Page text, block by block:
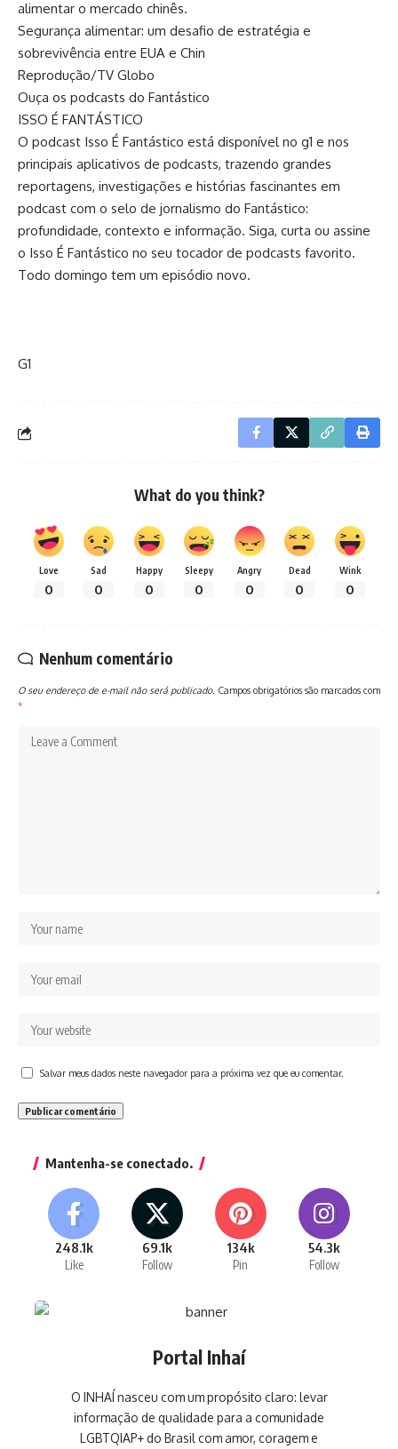
alimentar o mercado chinês.
Segurança alimentar: um desafio de estratégia e
sobrevivência entre EUA e Chin
Reprodução/TV Globo
Ouça os podcasts do Fantástico
ISSO É FANTÁSTICO
O podcast Isso É Fantástico está disponível no g1 e nos
principais aplicativos de podcasts, trazendo grandes
reportagens, investigações e histórias fascinantes em
podcast com o selo de jornalismo do Fantástico:
profundidade, contexto e informação. Siga, curta ou assine
o Isso É Fantástico no seu tocador de podcasts favorito.
Todo domingo tem um episódio novo.
G1
What do you think?
Love
0
Sad
0
Happy
0
Sleepy
0
Angry
0
Dead
0
Wink
0
Nenhum comentário
O seu endereço de e-mail não será publicado. Campos obrigatórios são marcados com
*
Salvar meus dados neste navegador para a próxima vez que eu comentar.
Mantenha-se conectado.
248.1k
Like
69.1k
Follow
134k
Pin
54.3k
Follow
Portal Inhaí
O INHAÍ nasceu com um propósito claro: levar
informação de qualidade para a comunidade
LGBTQIAP+ do Brasil com amor, coragem e